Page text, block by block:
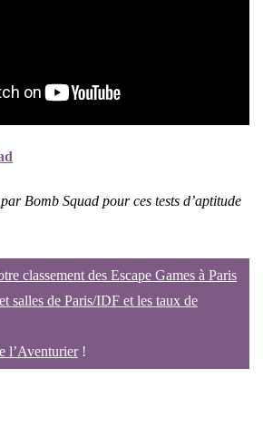
Bomb Squad pour ces tests d’aptitude
classement des Escape Games à Paris
salles de Paris/IDF et les taux de
l’Aventurier!